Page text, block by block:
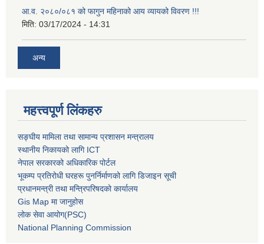
आ.व. २०८०/०८१ को फागुन महिनाको आय व्यायको विवरण !!!
मिति: 03/17/2024 - 14:31
अन्य
महत्त्वपूर्ण लिंकहरु
सङ्घीय मामिला तथा सामान्य प्रशासन मन्त्रालय
स्थानीय निकायको लागि ICT
नेपाल सरकारको अधिकारिक पोर्टल
भूकम्प प्रतिरोधी घरहरू पुनर्निर्माणको लागि डिजाइन सूची
प्रधानमन्त्री तथा मन्त्रिपरिषदको कार्यालय
Gis Map मा जानुहोस
लोक सेवा आयोग(PSC)
National Planning Commission